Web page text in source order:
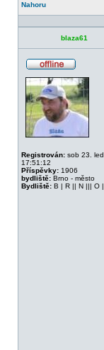
Nahoru
blaza61
Registrován: sob 23.
17:51:12
Příspěvky: 1906
bydliště: Brno - město
Bydliště: B | R || N ||| O